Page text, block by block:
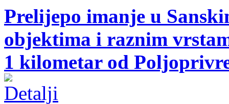
Prelijepo imanje u
objektima i raznim
1 kilometar od